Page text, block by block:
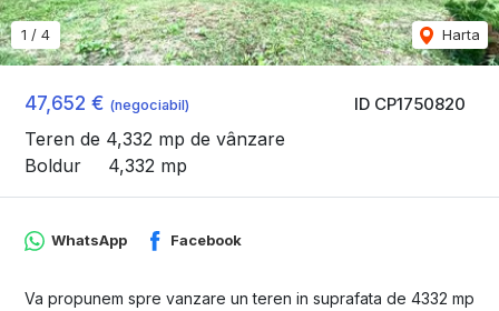
ID CP1750820
47,652 € (negociabil)
Teren de 4,332 mp de vânzare
Boldur
4,332 mp
1 / 4 Harta
WhatsApp Facebook
Va propunem spre vanzare un teren in suprafata de 4332 mp